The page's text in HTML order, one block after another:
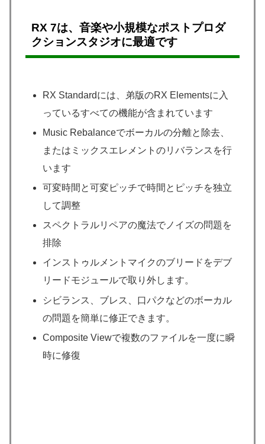
RX 7は、音楽や小規模なポストプロダ
クションスタジオに最適です
RX Standardには、弟版のRX Elementsに入
っているすべての機能が含まれています
Music Rebalanceでボーカルの分離と除去、
またはミックスエレメントのリバランスを行
います
可変時間と可変ピッチで時間とピッチを独立
して調整
スペクトラルリペアの魔法でノイズの問題を
排除
インストゥルメントマイクのブリードをデブ
リードモジュールで取り外します。
シビランス、ブレス、口パクなどのボーカル
の問題を簡単に修正できます。
Composite Viewで複数のファイルを一度に瞬
時に修復